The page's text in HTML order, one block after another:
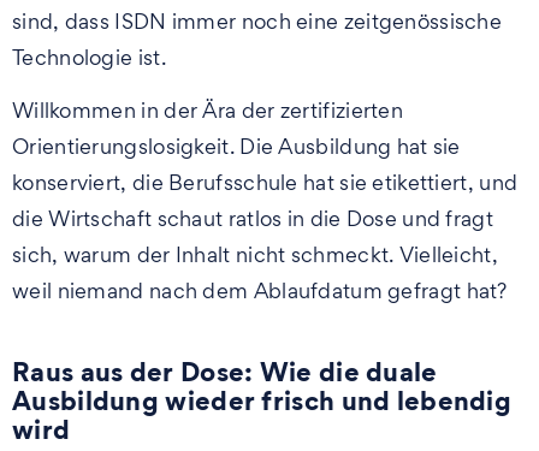
sind, dass ISDN immer noch eine zeitgenössische
Technologie ist.
Willkommen in der Ära der zertifizierten
Orientierungslosigkeit. Die Ausbildung hat sie
konserviert, die Berufsschule hat sie etikettiert, und
die Wirtschaft schaut ratlos in die Dose und fragt
sich, warum der Inhalt nicht schmeckt. Vielleicht,
weil niemand nach dem Ablaufdatum gefragt hat?
Raus aus der Dose: Wie die duale
Ausbildung wieder frisch und lebendig
wird